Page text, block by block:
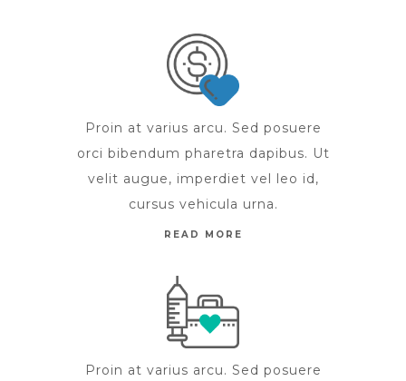
Proin at varius arcu. Sed posuere
orci bibendum pharetra dapibus. Ut
velit augue, imperdiet vel leo id,
cursus vehicula urna.
READ MORE
Proin at varius arcu. Sed posuere